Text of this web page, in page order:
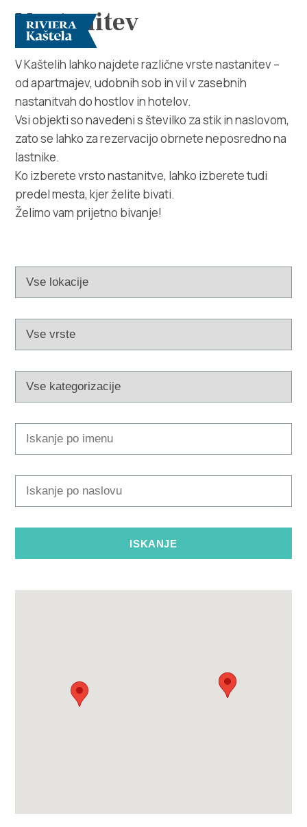
Raziščite
Destinacija
Info
Safe in Dalmatia
info@kastela-info.hr
Villa Nika, Kamberovo šetalište 30,
21216 Kaštel Stari, Hrvatska
Navodila
Nastanitev
V Kaštelih lahko najdete različne vrste nastanitev –
od apartmajev, udobnih sob in vil v zasebnih
nastanitvah do hostlov in hotelov.
Vsi objekti so navedeni s številko za stik in naslovom,
zato se lahko za rezervacijo obrnete neposredno na
lastnike.
Ko izberete vrsto nastanitve, lahko izberete tudi
predel mesta, kjer želite bivati.
Želimo vam prijetno bivanje!